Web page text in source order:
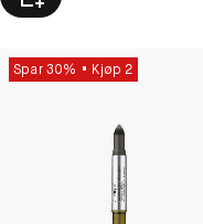
Spar 30% Kjøp 2